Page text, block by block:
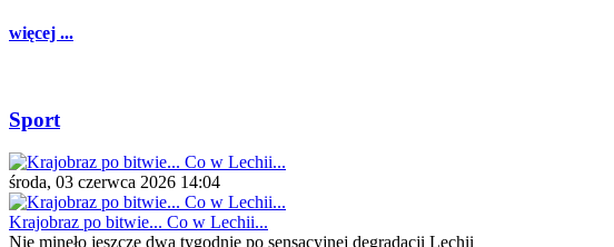
więcej ...
Sport
środa, 03 czerwca 2026 14:04
Krajobraz po bitwie... Co w Lechii...
Nie minęło jeszcze dwa tygodnie po sensacyjnej degradacji Lechii